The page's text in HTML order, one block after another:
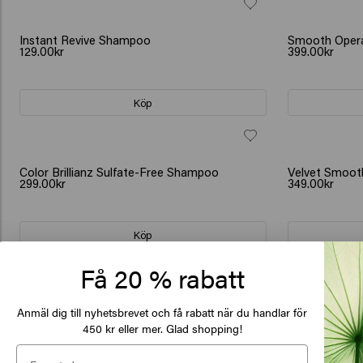
Instant Revive Shampoo
129.00kr
Köp
Smooth
399.00kr
Color Brillianz Sulfate-Free Shampoo
299.00kr
Köp
Velvet
349.00kr
299.00kr
Top Form
349.00krof
Få 20 % rabatt
Anmäl dig till nyhetsbrevet och få rabatt när du handlar för
450 kr eller mer. Glad shopping!